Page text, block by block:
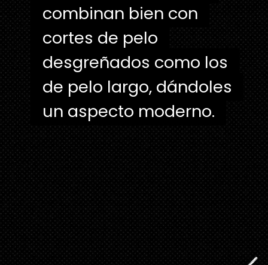
combinan bien con
cortes de pelo
desgreñados como los
de pelo largo, dándoles
un aspecto moderno.
combinan bien con
cortes de pelo
desgreñados como los
de pelo largo, dándoles
un aspecto moderno.